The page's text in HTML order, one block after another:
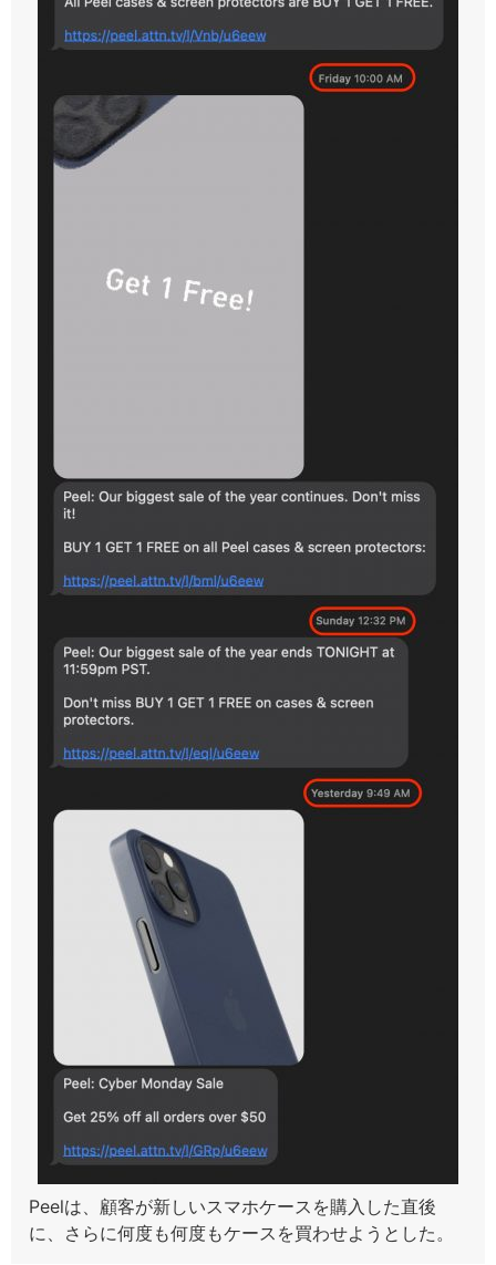
Peelは、顧客が新しいスマホケースを購入した直後
に、さらに何度も何度もケースを買わせようとした。